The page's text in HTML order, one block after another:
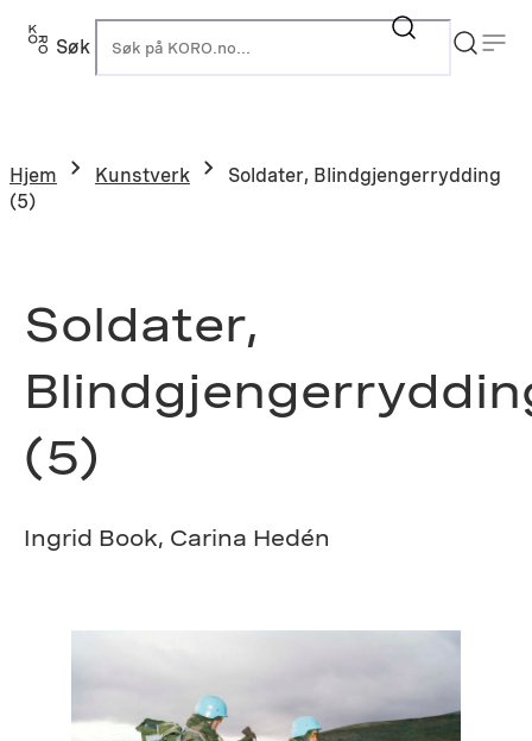
Hopp
Søk
Hjem Kunstverk
Soldater, Blindgjengerrydding
(5)
Soldater,
(5)
Ingrid Book, Carina Hedén